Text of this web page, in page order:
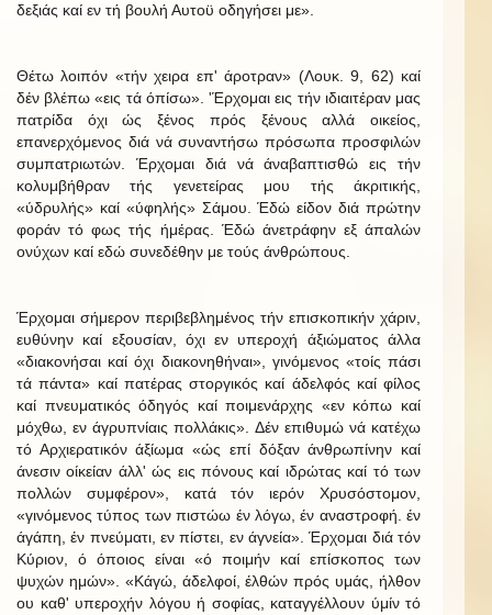
δεξιάς καί εν τή βουλή Αυτοϋ οδηγήσει με».
Θέτω λοιπόν «τήν χειρα επ' άροτραν» (Λουκ. 9, 62) καί
δέν βλέπω «εις τά όπίσω». 'Έρχομαι εις τήν ιδιαιτέραν μας
πατρίδα όχι ώς ξένος πρός ξένους αλλά οικείος,
επανερχόμενος διά νά συναντήσω πρόσωπα προσφιλών
συμπατριωτών. Έρχομαι διά νά άναβαπτισθώ εις τήν
κολυμβήθραν τής γενετείρας μου τής άκριτικής,
«ύδρυλής» καί «ύφηλής» Σάμου. Έδώ είδον διά πρώτην
φοράν τό φως τής ήμέρας. Έδώ άνετράφην εξ άπαλών
ονύχων καί εδώ συνεδέθην με τούς άνθρώπους.
Έρχομαι σήμερον περιβεβλημένος τήν επισκοπικήν χάριν,
ευθύνην καί εξουσίαν, όχι εν υπεροχή άξιώματος άλλα
«διακονήσαι καί όχι διακονηθήναι», γινόμενος «τοίς πάσι
τά πάντα» καί πατέρας στοργικός καί άδελφός καί φίλος
καί πνευματικός όδηγός καί ποιμενάρχης «εν κόπω καί
μόχθω, εν άγρυπνίαις πολλάκις». Δέν επιθυμώ νά κατέχω
τό Αρχιερατικόν άξίωμα «ώς επί δόξαν άνθρωπίνην καί
άνεσιν οίκείαν άλλ' ώς εις πόνους καί ιδρώτας καί τό των
πολλών συμφέρον», κατά τόν ιερόν Χρυσόστομον,
«γινόμενος τύπος των πιστώω έν λόγω, έν αναστροφή. έν
άγάπη, έν πνεύματι, εν πίστει, εν άγνεία». Έρχομαι διά τόν
Κύριον, ό όποιος είναι «ό ποιμήν καί επίσκοπος των
ψυχών ημών». «Κάγώ, άδελφοί, έλθών πρός υμάς, ήλθον
ου καθ' υπεροχήν λόγου ή σοφίας, καταγγέλλουν ύμίν τό